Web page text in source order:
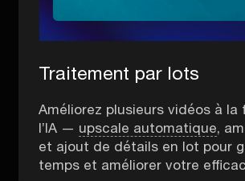
Traitement par lots
Améliorez plusieurs vidéos à la
l’IA — upscale automatique,
et ajout de détails en lot pour
temps et améliorer votre